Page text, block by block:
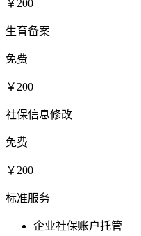
￥200
生育备案
免费
￥200
社保信息修改
免费
￥200
标准服务
企业社保账户托管